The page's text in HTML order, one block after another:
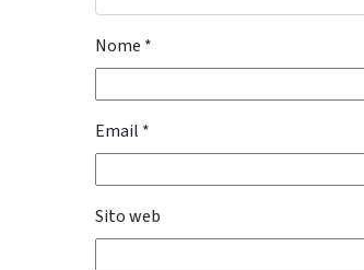
Nome *
Email *
Sito web